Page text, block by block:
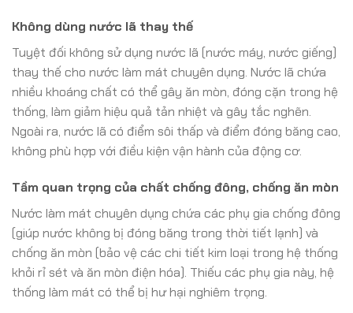
Không dùng nước lã thay thế
Tuyệt đối không sử dụng nước lã (nước máy, nước giếng)
thay thế cho nước làm mát chuyên dụng. Nước lã chứa
nhiều khoáng chất có thể gây ăn mòn, đóng cặn trong hệ
thống, làm giảm hiệu quả tản nhiệt và gây tắc nghẽn.
Ngoài ra, nước lã có điểm sôi thấp và điểm đóng băng cao,
không phù hợp với điều kiện vận hành của động cơ.
Tầm quan trọng của chất chống đông, chống ăn mòn
Nước làm mát chuyên dụng chứa các phụ gia chống đông
(giúp nước không bị đóng băng trong thời tiết lạnh) và
chống ăn mòn (bảo vệ các chi tiết kim loại trong hệ thống
khỏi rỉ sét và ăn mòn điện hóa). Thiếu các phụ gia này, hệ
thống làm mát có thể bị hư hại nghiêm trọng.